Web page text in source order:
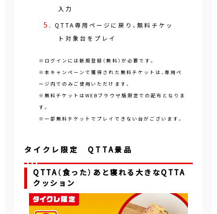
入力
QTTA専用ページに戻り、無料チケッ
ト対象台をプレイ
※ログインには新規登録（無料）が必要です。
※本キャンペーンで獲得された無料チケットは、専用ペ
ージ内でのみご使用いただけます。
※無料チケットはWEBブラウザ版限定での配布となりま
す。
※一部無料チケットでプレイできない台がございます。
タイクレ限定 QTTA景品
QTTA（食った）あと寝れる大きなQTTA
クッション